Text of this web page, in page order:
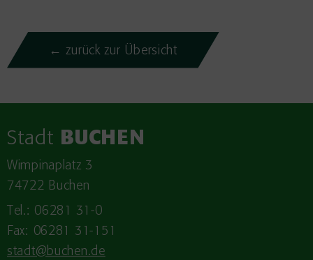
← zurück zur Übersicht
Stadt BUCHEN
Wimpinaplatz 3
74722 Buchen
Tel.: 06281 31-0
Fax: 06281 31-151
stadt@buchen.de